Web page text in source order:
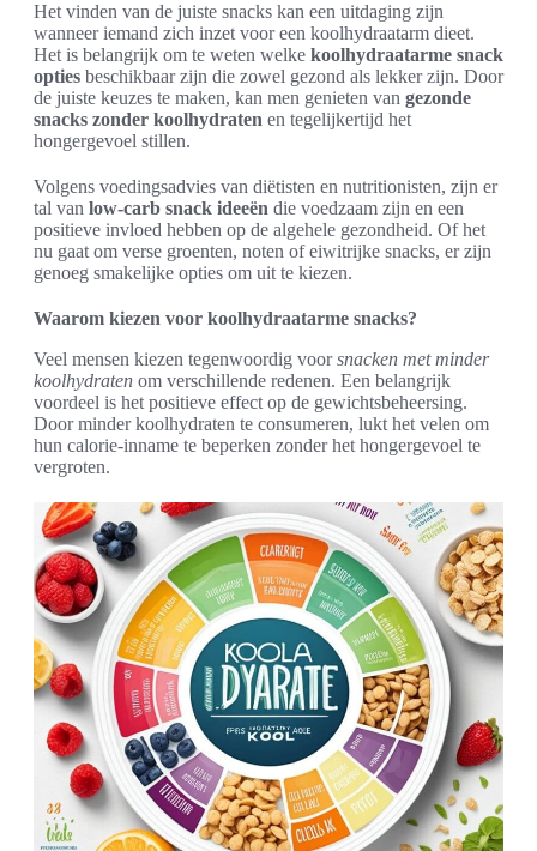
Het vinden van de juiste snacks kan een uitdaging zijn
wanneer iemand zich inzet voor een koolhydraatarm dieet.
Het is belangrijk om te weten welke koolhydraatarme snack
opties beschikbaar zijn die zowel gezond als lekker zijn. Door
de juiste keuzes te maken, kan men genieten van gezonde
snacks zonder koolhydraten en tegelijkertijd het
hongergevoel stillen.
Volgens voedingsadvies van diëtisten en nutritionisten, zijn er
tal van low-carb snack ideeën die voedzaam zijn en een
positieve invloed hebben op de algehele gezondheid. Of het
nu gaat om verse groenten, noten of eiwitrijke snacks, er zijn
genoeg smakelijke opties om uit te kiezen.
Waarom kiezen voor koolhydraatarme snacks?
Veel mensen kiezen tegenwoordig voorsnacken met minder
koolhydraten om verschillende redenen. Een belangrijk
voordeel is het positieve effect op de gewichtsbeheersing.
Door minder koolhydraten te consumeren, lukt het velen om
hun calorie-inname te beperken zonder het hongergevoel te
vergroten.